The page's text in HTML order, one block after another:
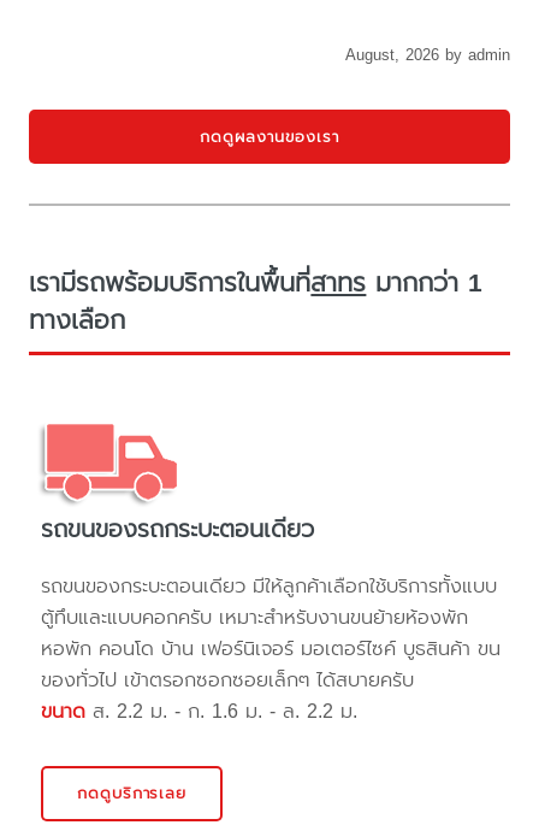
August, 2026 by admin
กดดูผลงานของเรา
เรามีรถพร้อมบริการในพื้นที่สาทร มากกว่า 1
ทางเลือก
รถขนของรถกระบะตอนเดียว
รถขนของกระบะตอนเดียว มีให้ลูกค้าเลือกใช้บริการทั้งแบบ
ตู้ทึบและแบบคอกครับ เหมาะสำหรับงานขนย้ายห้องพัก
หอพัก คอนโด บ้าน เฟอร์นิเจอร์ มอเตอร์ไซค์ บูธสินค้า ขน
ของทั่วไป เข้าตรอกซอกซอยเล็กๆ ได้สบายครับ
ขนาด ส. 2.2 ม. - ก. 1.6 ม. - ล. 2.2 ม.
กดดูบริการเลย